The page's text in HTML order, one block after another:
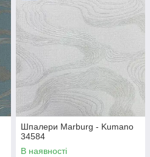
Шпалери Marburg - Kumano
34584
В наявності